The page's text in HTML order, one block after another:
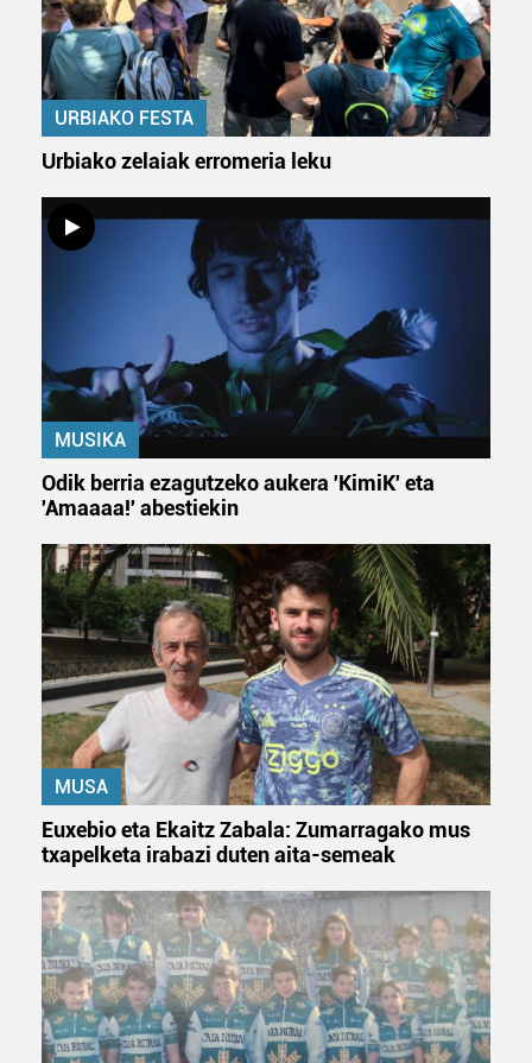
URBIAKO FESTA
Urbiako zelaiak erromeria leku
MUSIKA
Odik berria ezagutzeko aukera 'KimiK' eta
'Amaaaa!' abestiekin
MUSA
Euxebio eta Ekaitz Zabala: Zumarragako mus
txapelketa irabazi duten aita-semeak